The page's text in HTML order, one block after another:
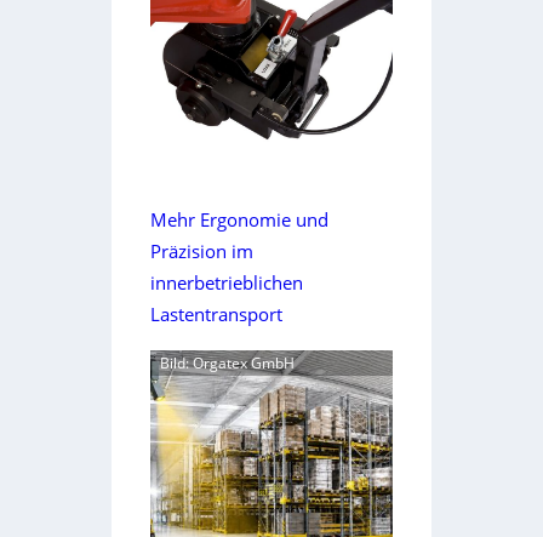
Mehr Ergonomie und
Präzision im
innerbetrieblichen
Lastentransport
Bild: Orgatex GmbH